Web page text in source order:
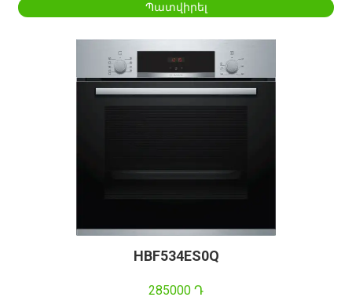
Պատվիրել
HBF534ES0Q
285000 Դ